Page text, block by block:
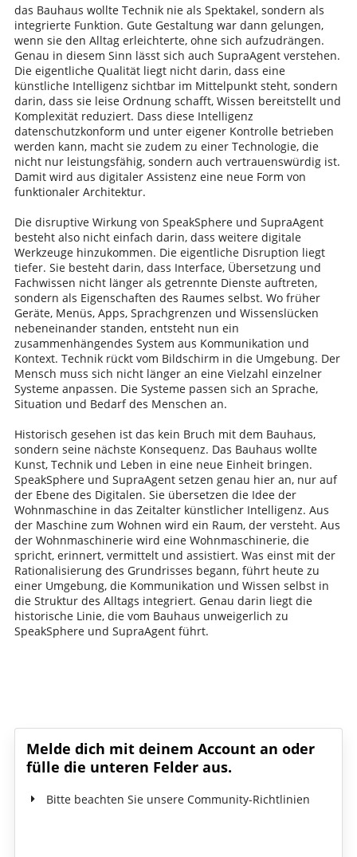
das Bauhaus wollte Technik nie als Spektakel, sondern als
integrierte Funktion. Gute Gestaltung war dann gelungen,
wenn sie den Alltag erleichterte, ohne sich aufzudrängen.
Genau in diesem Sinn lässt sich auch SupraAgent verstehen.
Die eigentliche Qualität liegt nicht darin, dass eine
künstliche Intelligenz sichtbar im Mittelpunkt steht, sondern
darin, dass sie leise Ordnung schafft, Wissen bereitstellt und
Komplexität reduziert. Dass diese Intelligenz
datenschutzkonform und unter eigener Kontrolle betrieben
werden kann, macht sie zudem zu einer Technologie, die
nicht nur leistungsfähig, sondern auch vertrauenswürdig ist.
Damit wird aus digitaler Assistenz eine neue Form von
funktionaler Architektur.
Die disruptive Wirkung von SpeakSphere und SupraAgent
besteht also nicht einfach darin, dass weitere digitale
Werkzeuge hinzukommen. Die eigentliche Disruption liegt
tiefer. Sie besteht darin, dass Interface, Übersetzung und
Fachwissen nicht länger als getrennte Dienste auftreten,
sondern als Eigenschaften des Raumes selbst. Wo früher
Geräte, Menüs, Apps, Sprachgrenzen und Wissenslücken
nebeneinander standen, entsteht nun ein
zusammenhängendes System aus Kommunikation und
Kontext. Technik rückt vom Bildschirm in die Umgebung. Der
Mensch muss sich nicht länger an eine Vielzahl einzelner
Systeme anpassen. Die Systeme passen sich an Sprache,
Situation und Bedarf des Menschen an.
Historisch gesehen ist das kein Bruch mit dem Bauhaus,
sondern seine nächste Konsequenz. Das Bauhaus wollte
Kunst, Technik und Leben in eine neue Einheit bringen.
SpeakSphere und SupraAgent setzen genau hier an, nur auf
der Ebene des Digitalen. Sie übersetzen die Idee der
Wohnmaschine in das Zeitalter künstlicher Intelligenz. Aus
der Maschine zum Wohnen wird ein Raum, der versteht. Aus
der Wohnmaschinerie wird eine Wohnmaschinerie, die
spricht, erinnert, vermittelt und assistiert. Was einst mit der
Rationalisierung des Grundrisses begann, führt heute zu
einer Umgebung, die Kommunikation und Wissen selbst in
die Struktur des Alltags integriert. Genau darin liegt die
historische Linie, die vom Bauhaus unweigerlich zu
SpeakSphere und SupraAgent führt.
Melde dich mit deinem Account an oder
fülle die unteren Felder aus.
Bitte beachten Sie unsere Community-Richtlinien